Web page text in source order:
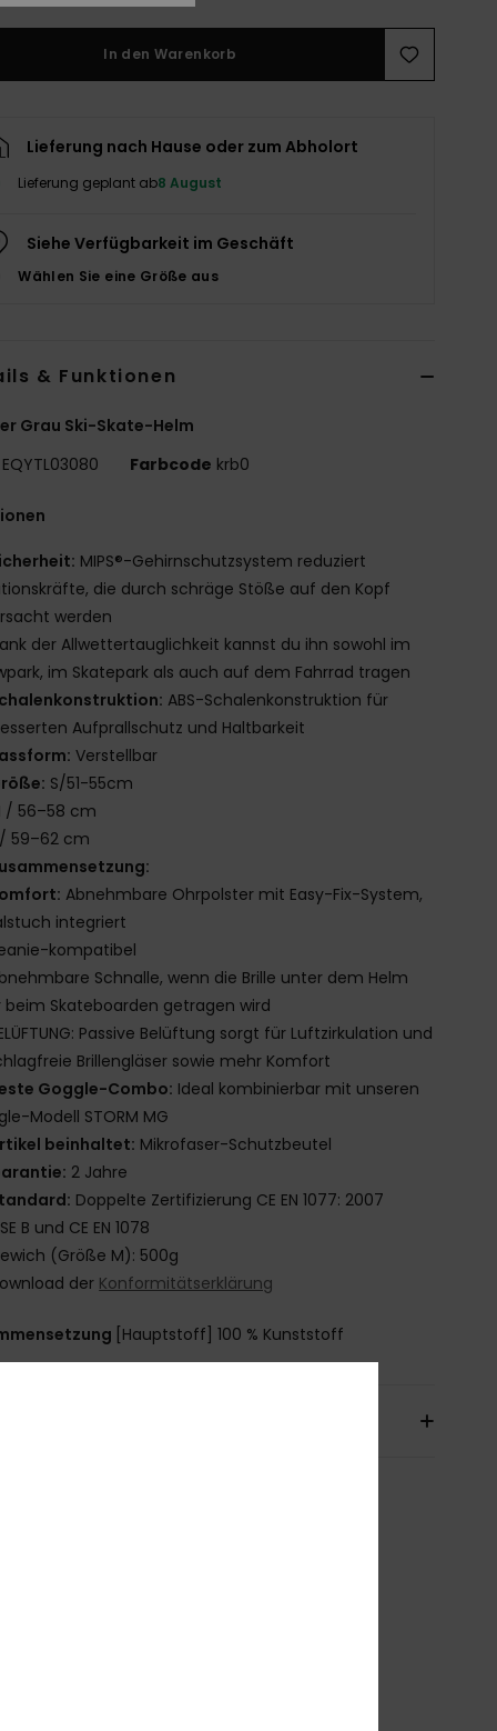
In den Warenkorb
Lieferung nach Hause oder zum Abholort
Lieferung geplant ab8 August
Siehe Verfügbarkeit im Geschäft
Wählen Sie eine Größe aus
& Funktionen
Grau Ski-Skate-Helm
EQYTL03080 Farbcode krb0
MIPS®-Gehirnschutzsystem reduziert
die durch schräge Stöße auf den Kopf
werden
der Allwettertauglichkeit kannst du ihn sowohl im
im Skatepark als auch auf dem Fahrrad tragen
ABS-Schalenkonstruktion für
Aufprallschutz und Haltbarkeit
Verstellbar
S/51-55cm
/ 56–58 cm
59–62 cm
Abnehmbare Ohrpolster mit Easy-Fix-System,
integriert
kompatibel
Schnalle, wenn die Brille unter dem Helm
beim Skateboarden getragen wird
Passive Belüftung sorgt für Luftzirkulation und
Brillengläser sowie mehr Komfort
Goggle-Combo: Ideal kombinierbar mit unseren
Modell STORM MG
beinhaltet: Mikrofaser-Schutzbeutel
2 Jahre
Doppelte Zertifizierung CE EN 1077: 2007
B und CE EN 1078
(Größe M): 500g
der Konformitätserklärung
[Hauptstoff] 100 % Kunststoff